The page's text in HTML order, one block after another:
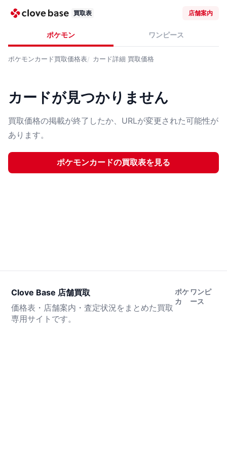
買取表 店舗案内
ポケモン ワンピース
ポケモンカード買取価格表 カード詳細 買取価格
カードが見つかりません
買取価格の掲載が終了したか、URLが変更された可能性が
あります。
ポケモンカードの買取表を見る
Clove Base 店舗買取
価格表・店舗案内・査定状況をまとめた買取
専用サイトです。
ポケ
カ
ワンピ
ース